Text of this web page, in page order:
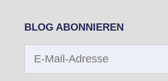
BLOG ABONNIEREN